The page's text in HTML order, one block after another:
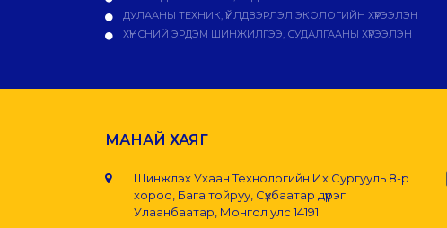
ДУЛААНЫ ТЕХНИК, ҮЙЛДВЭРЛЭЛ ЭКОЛОГИЙН ХҮРЭЭЛЭН
ХҮНСНИЙ ЭРДЭМ ШИНЖИЛГЭЭ, СУДАЛГААНЫ ХҮРЭЭЛЭН
МАНАЙ ХАЯГ
Шинжлэх Ухаан Технологийн Их Сургууль 8-р
хороо, Бага тойруу, Сүхбаатар дүүрэг
Улаанбаатар, Монгол улс 14191